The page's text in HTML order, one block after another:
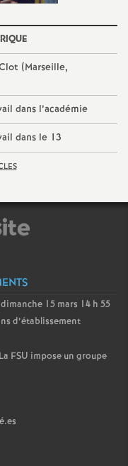
(Marseille,
dans l’académie
dans le 13
15 mars 14 h 55
d’établissement
FSU impose un groupe